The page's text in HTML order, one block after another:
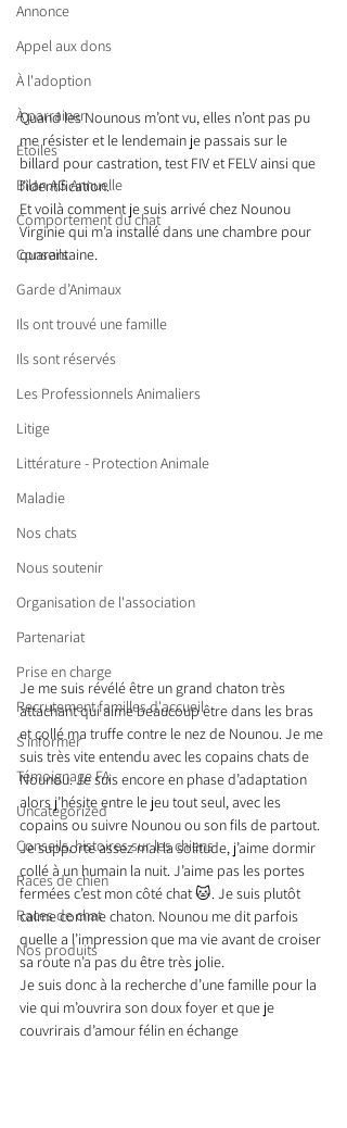
Annonce
Appel aux dons
À l'adoption
À parrainer
Étoiles
Bilan AG Annuelle
Comportement du chat
Conseils
Garde d’Animaux
Ils ont trouvé une famille
Ils sont réservés
Les Professionnels Animaliers
Litige
Littérature - Protection Animale
Maladie
Nos chats
Nous soutenir
Organisation de l'association
Partenariat
Prise en charge
Recrutement familles d'accueil
S'informer
Témoignage FA
Uncategorized
Conseils, histoires sur les chiens
Races de chien
Races de chat
Nos produits
Quand les Nounous m’ont vu, elles n’ont pas pu
me résister et le lendemain je passais sur le
billard pour castration, test FIV et FELV ainsi que
l’identification.
Et voilà comment je suis arrivé chez Nounou
Virginie qui m’a installé dans une chambre pour
quarantaine.
Je me suis révélé être un grand chaton très
attachant qui aime beaucoup être dans les bras
et collé ma truffe contre le nez de Nounou. Je me
suis très vite entendu avec les copains chats de
Nounou. Je suis encore en phase d’adaptation
alors j’hésite entre le jeu tout seul, avec les
copains ou suivre Nounou ou son fils de partout.
Je supporte assez mal la solitude, j’aime dormir
collé à un humain la nuit. J’aime pas les portes
fermées c’est mon côté chat 🐱. Je suis plutôt
calme comme chaton. Nounou me dit parfois
quelle a l’impression que ma vie avant de croiser
sa route n’a pas du être très jolie.
Je suis donc à la recherche d’une famille pour la
vie qui m’ouvrira son doux foyer et que je
couvrirais d’amour félin en échange